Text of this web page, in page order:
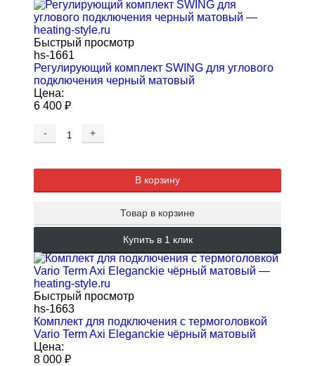
Быстрый просмотр
hs-1661
Регулирующий комплект SWING для углового
подключения черный матовый
Цена:
6 400 ₽
- +
В корзину
Товар в корзине
Купить в 1 клик
Быстрый просмотр
hs-1663
Комплект для подключения с термоголовкой
Vario Term Axi Eleganckie чёрный матовый
Цена:
8 000 ₽